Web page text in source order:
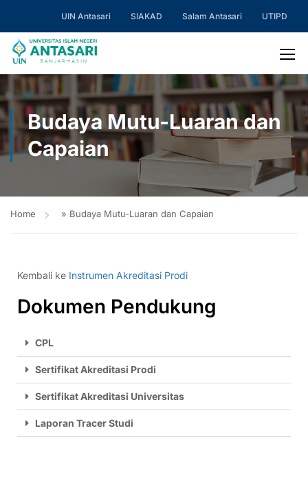
UIN Antasari SIAKAD Salam Antasari UTIPD
Budaya Mutu-Luaran dan
Capaian
Home » Budaya Mutu-Luaran dan Capaian
Kembali ke Instrumen Akreditasi Prodi
Dokumen Pendukung
CPL
Sertifikat Akreditasi Prodi
Sertifikat Akreditasi Universitas
Laporan Tracer Studi